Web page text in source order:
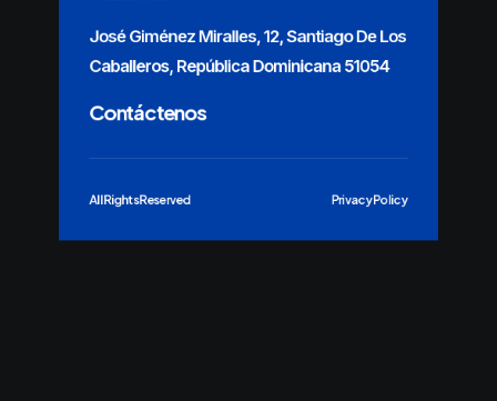
José Giménez Miralles, 12, Santiago De Los
Caballeros, República Dominicana 51054
Contáctenos
All Rights Reserved Privacy Policy